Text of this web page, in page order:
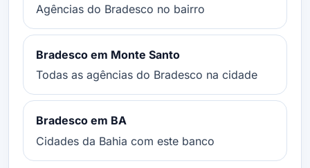
Agências do Bradesco no bairro
Bradesco em Monte Santo
Todas as agências do Bradesco na cidade
Bradesco em BA
Cidades da Bahia com este banco